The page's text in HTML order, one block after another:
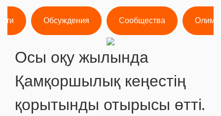
Обсуждения Сообщества
Осы оқу жылында
Қамқоршылық кеңестің
қорытынды отырысы өтті.